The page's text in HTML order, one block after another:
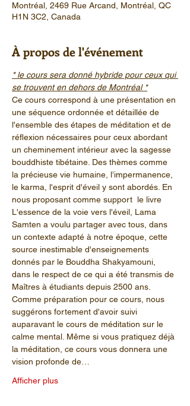
Montréal, 2469 Rue Arcand, Montréal, QC
H1N 3C2, Canada
À propos de l'événement
* le cours sera donné hybride pour ceux qui
se trouvent en dehors de Montréal *
Ce cours correspond à une présentation en
une séquence ordonnée et détaillée de
l'ensemble des étapes de méditation et de
réflexion nécessaires pour ceux abordant
un cheminement intérieur avec la sagesse
bouddhiste tibétaine. Des thèmes comme
la précieuse vie humaine, l’impermanence,
le karma, l'esprit d'éveil y sont abordés. En
nous proposant comme support  le livre
L'essence de la voie vers l'éveil, Lama
Samten a voulu partager avec tous, dans
un contexte adapté à notre époque, cette
source inestimable d'enseignements
donnés par le Bouddha Shakyamouni,
dans le respect de ce qui a été transmis de
Maîtres à étudiants depuis 2500 ans.
Comme préparation pour ce cours, nous
suggérons fortement d'avoir suivi
auparavant le cours de méditation sur le
calme mental. Même si vous pratiquez déjà
la méditation, ce cours vous donnera une
vision profonde de…
Afficher plus